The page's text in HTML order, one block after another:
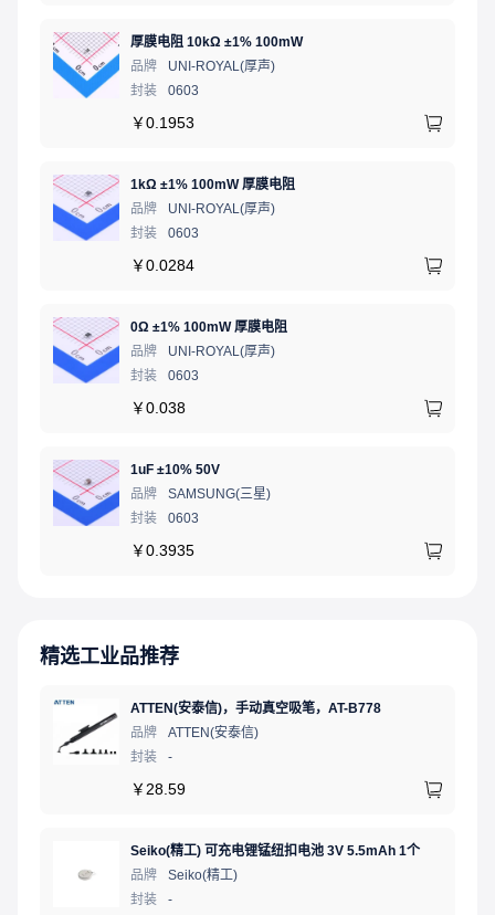
厚膜电阻 10kΩ ±1% 100mW
品牌
UNI-ROYAL(厚声)
封装
0603
￥0.1953
1kΩ ±1% 100mW 厚膜电阻
品牌
UNI-ROYAL(厚声)
封装
0603
￥0.0284
0Ω ±1% 100mW 厚膜电阻
品牌
UNI-ROYAL(厚声)
封装
0603
￥0.038
1uF ±10% 50V
品牌
SAMSUNG(三星)
封装
0603
￥0.3935
精选工业品推荐
ATTEN(安泰信)，手动真空吸笔，AT-B778
品牌
ATTEN(安泰信)
封装
-
￥ 28.59
Seiko(精工) 可充电锂锰纽扣电池 3V 5.5mAh 1个
品牌
Seiko(精工)
封装
-